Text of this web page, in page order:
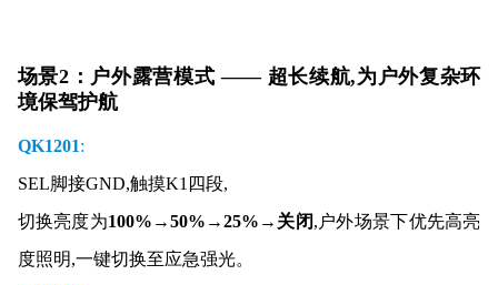
场景2：户外露营模式 —— 超长续航,为户外复杂环
境保驾护航
QK1201:
SEL脚接GND,触摸K1 四段,
切换亮度为100%→50%→25%→关闭,户外场景下优先高亮
度照明,一键切换至应急强光。